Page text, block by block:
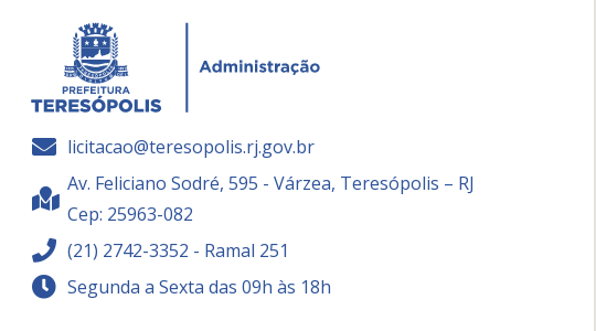
licitacao@teresopolis.rj.gov.br
Av. Feliciano Sodré, 595 - Várzea, Teresópolis – RJ
Cep: 25963-082
(21) 2742-3352 - Ramal 251
Segunda a Sexta das 09h às 18h